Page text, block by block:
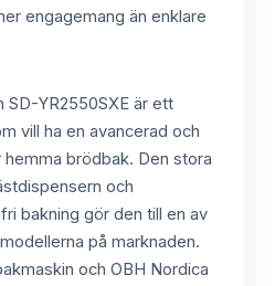
engagemang än enklare
SD-YR2550SXE är ett
vill ha en avancerad och
brödbak. Den stora
och
bakning gör den till en av
på marknaden.
och OBH Nordica